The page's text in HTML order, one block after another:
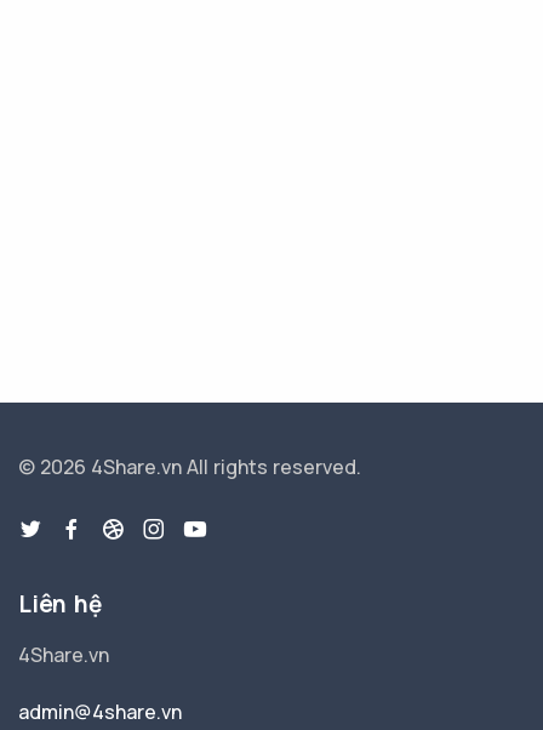
© 2026 4Share.vnAll rights reserved.
Liên hệ
4Share.vn
admin@4share.vn